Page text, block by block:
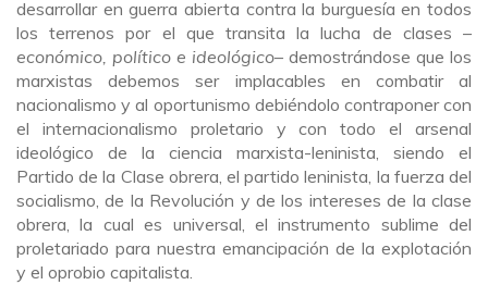
desarrollar en guerra abierta contra la burguesía en todos
los terrenos por el que transita la lucha de clases –
económico, político e ideológico– demostrándose que los
marxistas debemos ser implacables en combatir al
nacionalismo y al oportunismo debiéndolo contraponer con
el internacionalismo proletario y con todo el arsenal
ideológico de la ciencia marxista-leninista, siendo el
Partido de la Clase obrera, el partido leninista, la fuerza del
socialismo, de la Revolución y de los intereses de la clase
obrera, la cual es universal, el instrumento sublime del
proletariado para nuestra emancipación de la explotación
y el oprobio capitalista.